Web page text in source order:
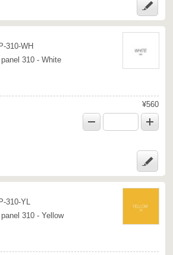
310-WH
310 - White
¥560
310-YL
310 - Yellow